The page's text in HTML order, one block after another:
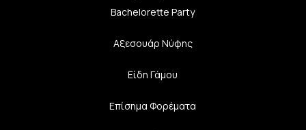
Bachelorette Party
Αξεσουάρ Νύφης
Είδη Γάμου
Επίσημα Φορέματα